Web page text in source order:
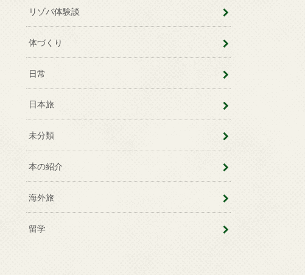
リゾバ体験談
体づくり
日常
日本旅
未分類
本の紹介
海外旅
留学